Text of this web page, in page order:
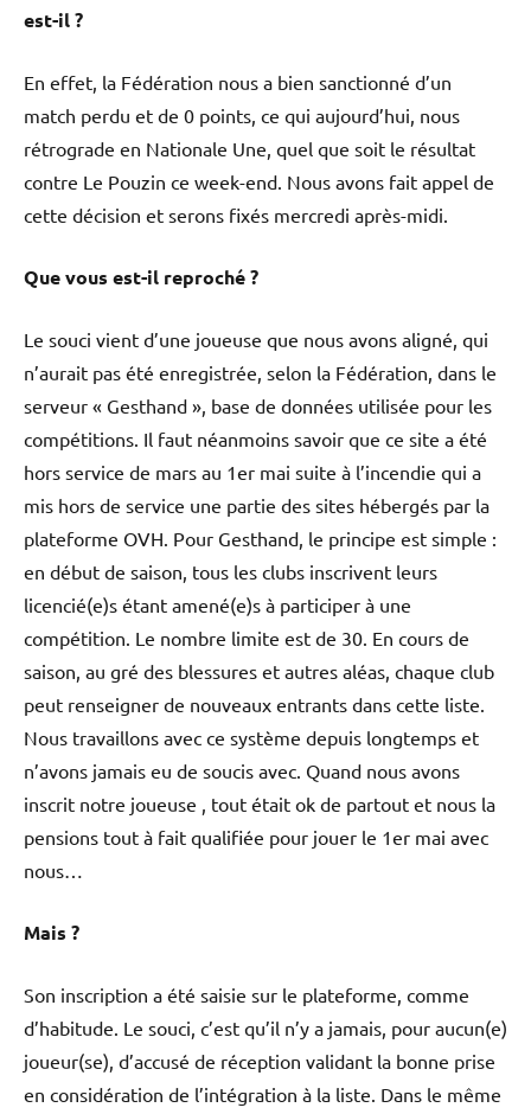
est-il ?
En effet, la Fédération nous a bien sanctionné d’un
match perdu et de 0 points, ce qui aujourd’hui, nous
rétrograde en Nationale Une, quel que soit le résultat
contre Le Pouzin ce week-end. Nous avons fait appel de
cette décision et serons fixés mercredi après-midi.
Que vous est-il reproché ?
Le souci vient d’une joueuse que nous avons aligné, qui
n’aurait pas été enregistrée, selon la Fédération, dans le
serveur « Gesthand », base de données utilisée pour les
compétitions. Il faut néanmoins savoir que ce site a été
hors service de mars au 1er mai suite à l’incendie qui a
mis hors de service une partie des sites hébergés par la
plateforme OVH. Pour Gesthand, le principe est simple :
en début de saison, tous les clubs inscrivent leurs
licencié(e)s étant amené(e)s à participer à une
compétition. Le nombre limite est de 30. En cours de
saison, au gré des blessures et autres aléas, chaque club
peut renseigner de nouveaux entrants dans cette liste.
Nous travaillons avec ce système depuis longtemps et
n’avons jamais eu de soucis avec. Quand nous avons
inscrit notre joueuse , tout était ok de partout et nous la
pensions tout à fait qualifiée pour jouer le 1er mai avec
nous…
Mais ?
Son inscription a été saisie sur le plateforme, comme
d’habitude. Le souci, c’est qu’il n’y a jamais, pour aucun(e)
joueur(se), d’accusé de réception validant la bonne prise
en considération de l’intégration à la liste. Dans le même